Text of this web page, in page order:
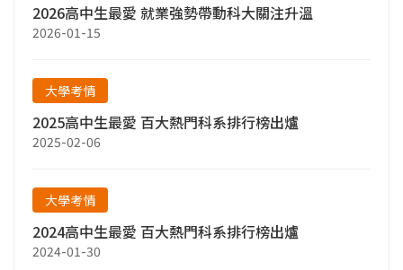
2026高中生最愛 就業強勢帶動科大關注升溫
2026-01-15
大學考情
2025高中生最愛 百大熱門科系排行榜出爐
2025-02-06
大學考情
2024高中生最愛 百大熱門科系排行榜出爐
2024-01-30